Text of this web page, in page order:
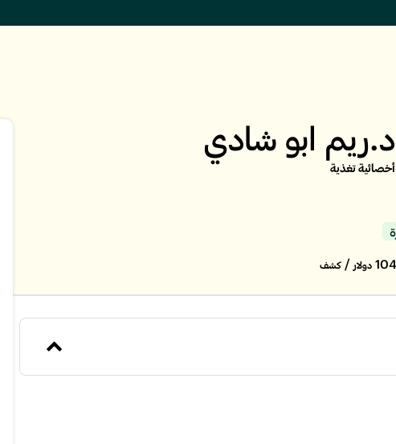
د.ريم ابو شادي
أخصائية تغذية
دولار / كشف